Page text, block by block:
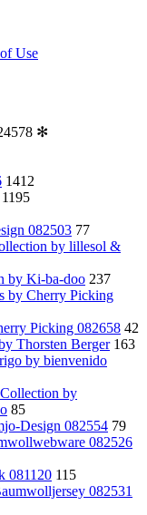
Use
✻
1412
1195
082503 77
by lillesol &
by Ki-ba-doo 237
by Cherry Picking
Picking 082658 42
Thorsten Berger 163
by bienvenido
by
85
Design 082554 79
082526
081120 115
082531